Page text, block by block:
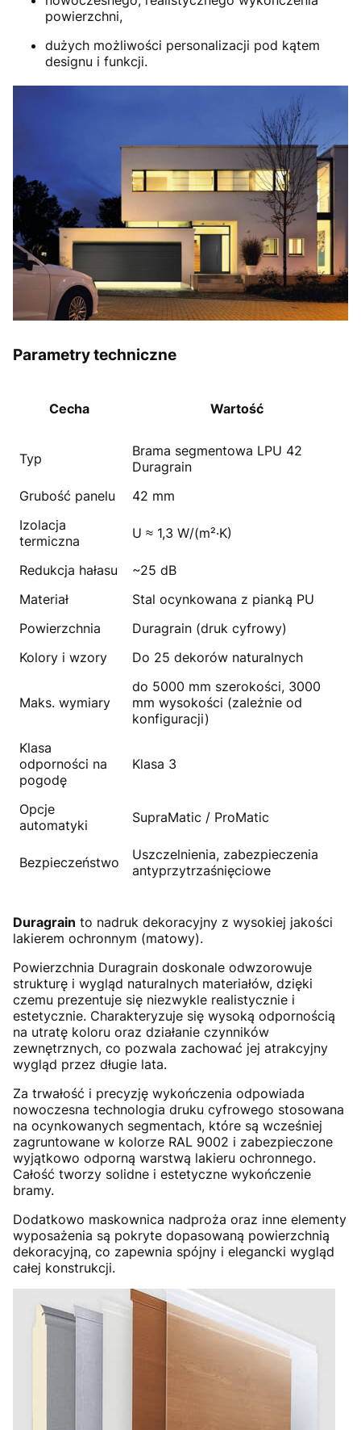
powierzchni,
dużych możliwości personalizacji pod kątem
designu i funkcji.
Parametry techniczne
Cecha Wartość
Typ
Brama segmentowa LPU 42
Duragrain
Grubość panelu
42 mm
Izolacja
termiczna
U ≈ 1,3 W/(m²·K)
Redukcja hałasu
~25 dB
Materiał
Stal ocynkowana z pianką PU
Powierzchnia
Duragrain (druk cyfrowy)
Kolory i wzory
Do 25 dekorów naturalnych
Maks. wymiary
do 5000 mm szerokości, 3000
mm wysokości (zależnie od
konfiguracji)
Klasa
odporności na
pogodę
Klasa 3
Opcje
automatyki
SupraMatic / ProMatic
Bezpieczeństwo
Uszczelnienia, zabezpieczenia
antyprzytrzaśnięciowe
Duragrain to nadruk dekoracyjny z wysokiej jakości
lakierem ochronnym (matowy).
Powierzchnia Duragrain doskonale odwzorowuje
strukturę i wygląd naturalnych materiałów, dzięki
czemu prezentuje się niezwykle realistycznie i
estetycznie. Charakteryzuje się wysoką odpornością
na utratę koloru oraz działanie czynników
zewnętrznych, co pozwala zachować jej atrakcyjny
wygląd przez długie lata.
Za trwałość i precyzję wykończenia odpowiada
nowoczesna technologia druku cyfrowego stosowana
na ocynkowanych segmentach, które są wcześniej
zagruntowane w kolorze RAL 9002 i zabezpieczone
wyjątkowo odporną warstwą lakieru ochronnego.
Całość tworzy solidne i estetyczne wykończenie
bramy.
Dodatkowo maskownica nadproża oraz inne elementy
wyposażenia są pokryte dopasowaną powierzchnią
dekoracyjną, co zapewnia spójny i elegancki wygląd
całej konstrukcji.